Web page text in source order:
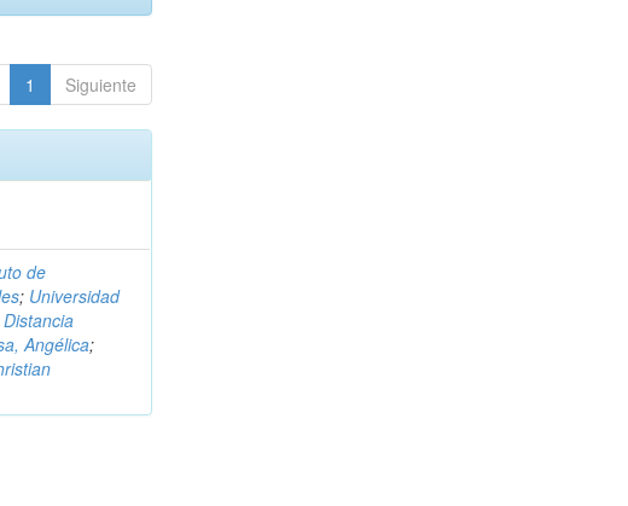
1 Siguiente
de
; Universidad
Angélica;